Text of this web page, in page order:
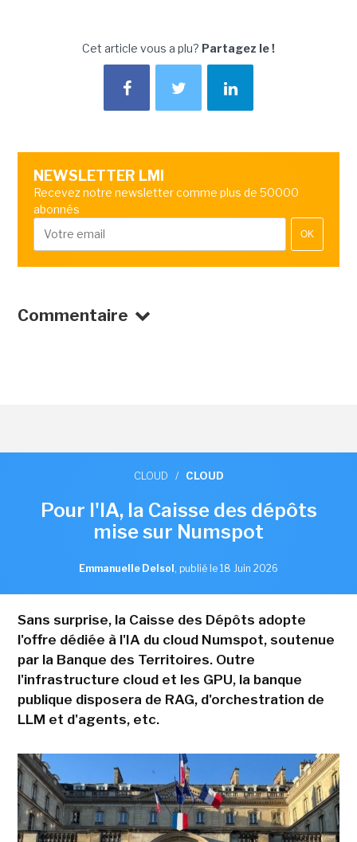
Cet article vous a plu? Partagez le !
NEWSLETTER LMI
Recevez notre newsletter comme plus de 50000
abonnés
OK
Commentaire
CLOUD / CLOUD
Pour l'IA, la Caisse des dépôts
mise sur Numspot
Emmanuelle Delsol , publié le 18 Juin 2026
Sans surprise, la Caisse des Dépôts adopte
l'offre dédiée à l'IA du cloud Numspot, soutenue
par la Banque des Territoires. Outre
l'infrastructure cloud et les GPU, la banque
publique disposera de RAG, d'orchestration de
LLM et d'agents, etc.